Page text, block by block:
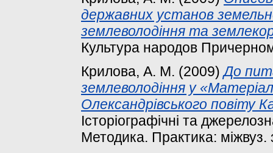
державних установ
землеволодіння та
Культура народов
Крилова, А. М. (2009)До
землеволодіння у
Олександрівського повіту
Історіографічні та
Методика. Практика: